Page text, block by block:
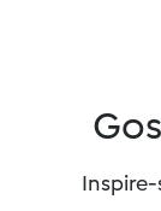
Inspire-